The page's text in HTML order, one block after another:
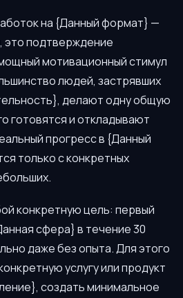
на {Данный формат} —
это подтверждение
мотивационный стимул
людей, застрявших
делают одну общую
готовятся и откладывают
прогресс в {Данный
только с конкретных
конкретную цель: первый
сфера} в течение 30
даже без опыта. Для этого
услугу или продукт
создать минимальное